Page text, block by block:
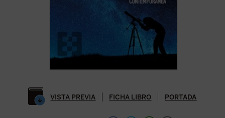
VISTA PREVIA FICHA LIBRO PORTADA